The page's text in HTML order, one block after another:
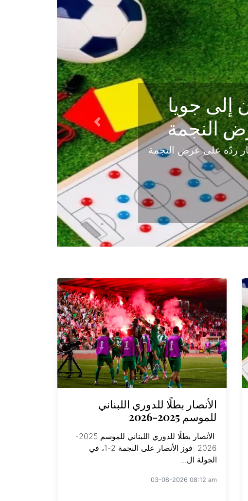
في
الأهلي عاليه في
Next
الأنصار بطلًا للدوري اللبناني
للموسم 2025-2026
الأنصار بطلًا للدوري اللبناني للموسم 2025-
2026 فوز الأنصار على النجمة 2-1، في
الجولة ال...
03-08-2026 08:12 am